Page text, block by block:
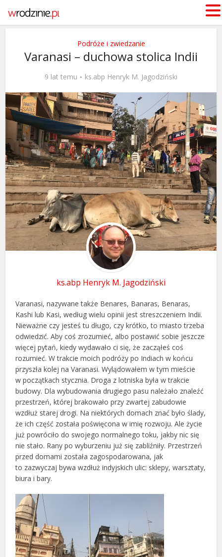
Podróże i zwiedzanie
Varanasi – duchowa stolica Indii
9 lat temu ks.abp Henryk M. Jagodziński
ks.abp Henryk M. Jagodziński
Varanasi, nazywane także Benares, Banaras, Benaras,
Kashi lub Kasi, według wielu opinii jest streszczeniem Indii.
Nieważne czy jesteś tu długo, czy krótko, to miasto trzeba
odwiedzić. Aby coś zrozumieć, albo postawić sobie jeszcze
więcej pytań, kiedy wydawało ci się, że zacząłeś coś
rozumieć. W trakcie moich podróży po Indiach w końcu
przyszła kolej na Varanasi. Wylądowałem w tym mieście
w początkach stycznia. Droga z lotniska była w trakcie
budowy. Dla wybudowania drugiego pasu należało znaleźć
przestrzeń, której brakowało przy zwartej zabudowie
wzdłuż starej drogi. Na niektórych domach znać było ślady,
że ich część została poświęcona w imię rozwoju. Ale życie
już powróciło do swojego normalnego toku, jakby nic się
nie stało. Rany po wyburzeniu już się zabliźniły. Przestrzeń
przed domami została zagospodarowana, jak
to zazwyczaj bywa wzdłuż indyjskich ulic: sklepy, warsztaty,
biura i bary.